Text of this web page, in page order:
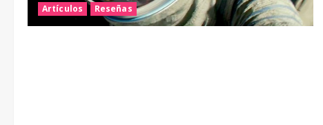
Artículos Reseñas